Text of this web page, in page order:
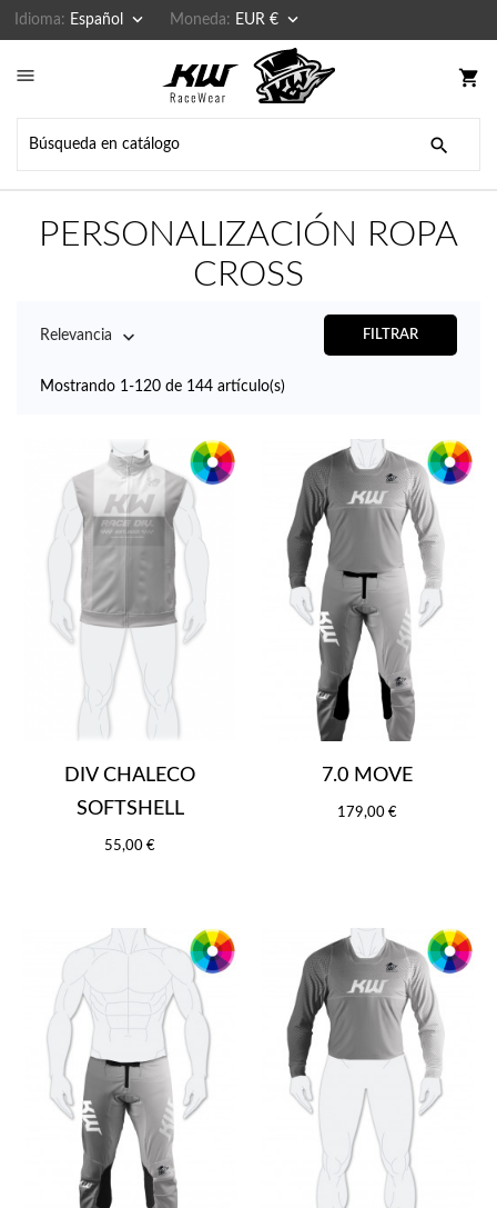
Idioma: Español  Moneda: EUR € 
 shopping_cart

PERSONALIZACIÓN ROPA
CROSS
Relevancia  FILTRAR
Mostrando 1-120 de 144 artículo(s)
DIV CHALECO
SOFTSHELL
55,00 €
7.0 MOVE
179,00 €